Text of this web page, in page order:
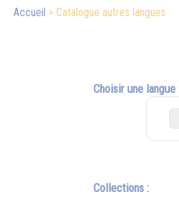
Accueil Catalogue autres langues
Choisir une langue
Collections :